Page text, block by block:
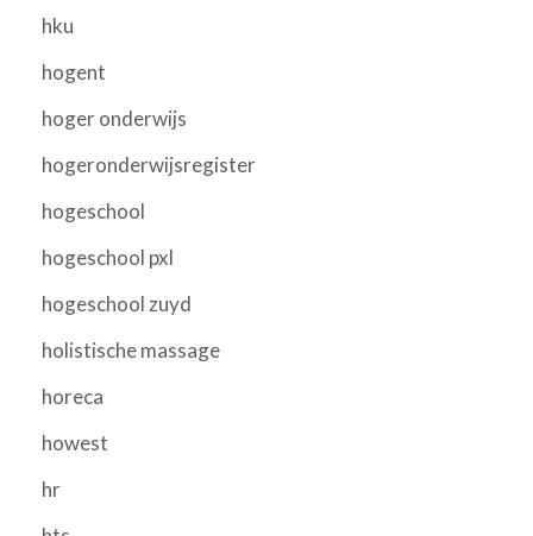
hku
hogent
hoger onderwijs
hogeronderwijsregister
hogeschool
hogeschool pxl
hogeschool zuyd
holistische massage
horeca
howest
hr